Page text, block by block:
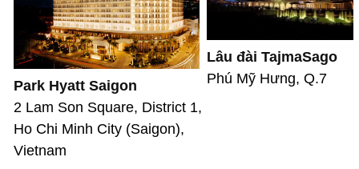
Park Hyatt Saigon
2 Lam Son Square, District 1,
Ho Chi Minh City (Saigon),
Vietnam
Lâu đài TajmaSago
Phú Mỹ Hưng, Q.7